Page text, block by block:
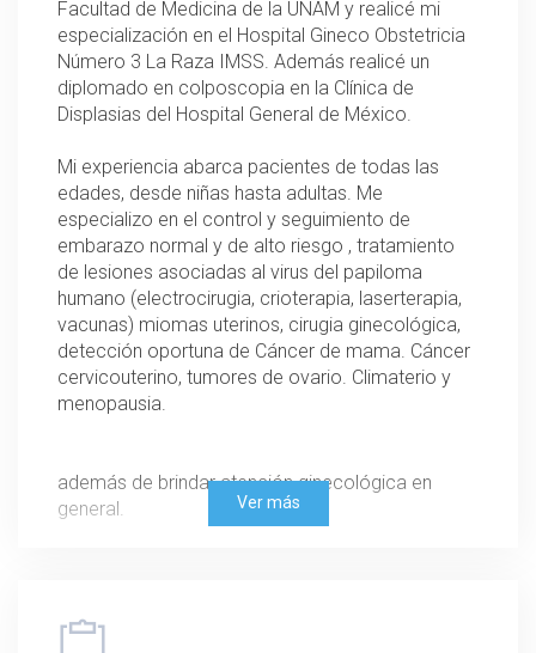
Facultad de Medicina de la UNAM y realicé mi
especialización en el Hospital Gineco Obstetricia
Número 3 La Raza IMSS. Además realicé un
diplomado en colposcopia en la Clínica de
Displasias del Hospital General de México.
Mi experiencia abarca pacientes de todas las
edades, desde niñas hasta adultas. Me
especializo en el control y seguimiento de
embarazo normal y de alto riesgo , tratamiento
de lesiones asociadas al virus del papiloma
humano (electrocirugia, crioterapia, laserterapia,
vacunas) miomas uterinos, cirugia ginecológica,
detección oportuna de Cáncer de mama. Cáncer
cervicouterino, tumores de ovario. Climaterio y
menopausia.
además de brindar atención ginecológica en
general.
aseguro de mantenerme actualizada en los
últimos avances y técnicas en mi campo de
Ver más